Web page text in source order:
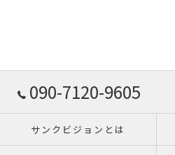
090-7120-9605
サンクビジョンとは